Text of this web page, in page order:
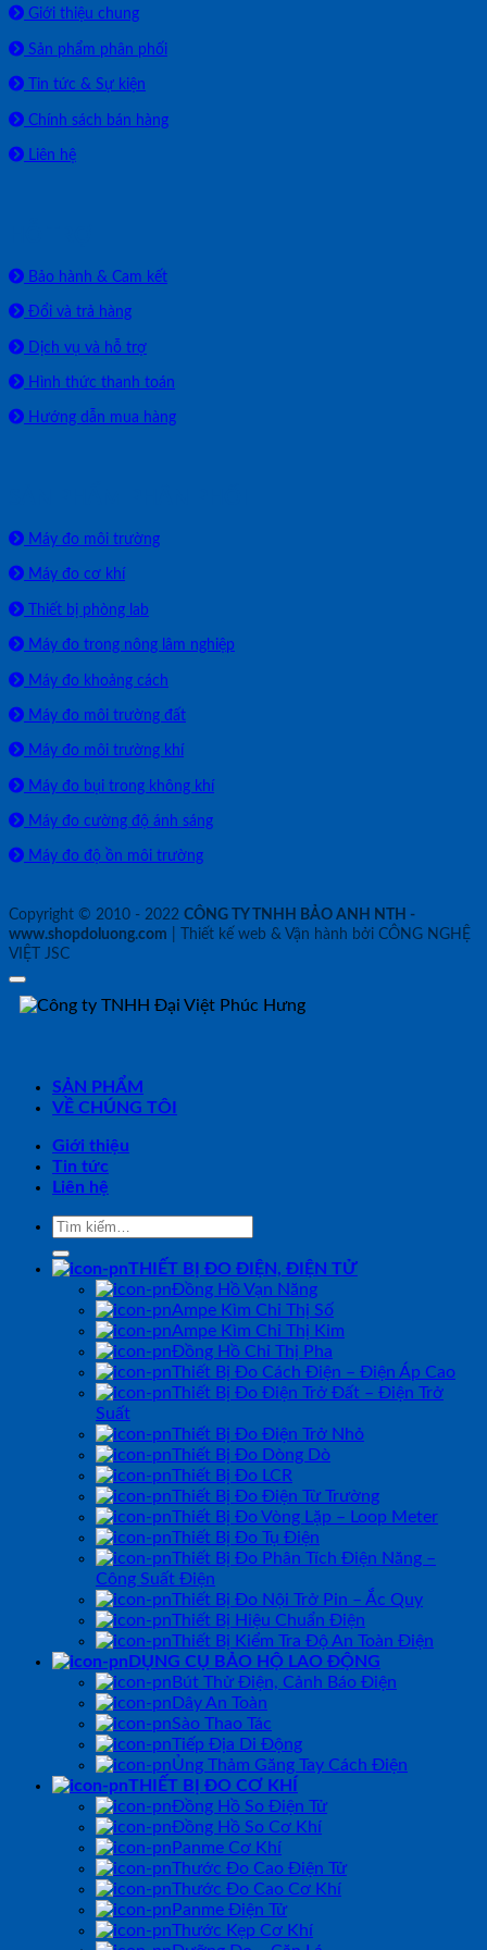
Giới thiệu chung
Sản phẩm phân phối
Tin tức & Sự kiện
Chính sách bán hàng
Liên hệ
Bảo hành & Cam kết
Đổi và trả hàng
Dịch vụ và hỗ trợ
Hình thức thanh toán
Hướng dẫn mua hàng
Máy đo môi trường
Máy đo cơ khí
Thiết bị phòng lab
Máy đo trong nông lâm nghiệp
Máy đo khoảng cách
Máy đo môi trường đất
Máy đo môi trường khí
Máy đo bụi trong không khí
Máy đo cường độ ánh sáng
Máy đo độ ồn môi trường
Copyright © 2010 - 2022 CÔNG TY TNHH BẢO ANH NTH -
www.shopdoluong.com | Thiết kế web & Vận hành bởi CÔNG NGHỆ
VIỆT JSC
SẢN PHẨM
VỀ CHÚNG TÔI
Giới thiệu
Tin tức
Liên hệ
Tìm
THIẾT BỊ ĐO ĐIỆN, ĐIỆN TỬ
Đồng Hồ Vạn Năng
Ampe Kìm Chỉ Thị Số
Ampe Kìm Chỉ Thị Kim
Đồng Hồ Chỉ Thị Pha
Thiết Bị Đo Cách Điện – Điện Áp Cao
Thiết Bị Đo Điện Trở Đất – Điện Trở
Suất
Thiết Bị Đo Điện Trở Nhỏ
Thiết Bị Đo Dòng Dò
Thiết Bị Đo LCR
Thiết Bị Đo Điện Từ Trường
Thiết Bị Đo Vòng Lặp – Loop Meter
Thiết Bị Đo Tụ Điện
Thiết Bị Đo Phân Tích Điện Năng –
Công Suất Điện
Thiết Bị Đo Nội Trở Pin – Ắc Quy
Thiết Bị Hiệu Chuẩn Điện
Thiết Bị Kiểm Tra Độ An Toàn Điện
DỤNG CỤ BẢO HỘ LAO ĐỘNG
Bút Thử Điện, Cảnh Báo Điện
Dây An Toàn
Sào Thao Tác
Tiếp Địa Di Động
Ủng Thảm Găng Tay Cách Điện
THIẾT BỊ ĐO CƠ KHÍ
Đồng Hồ So Điện Tử
Đồng Hồ So Cơ Khí
Panme Cơ Khí
Thước Đo Cao Điện Tử
Thước Đo Cao Cơ Khí
Panme Điện Tử
Thước Kẹp Cơ Khí